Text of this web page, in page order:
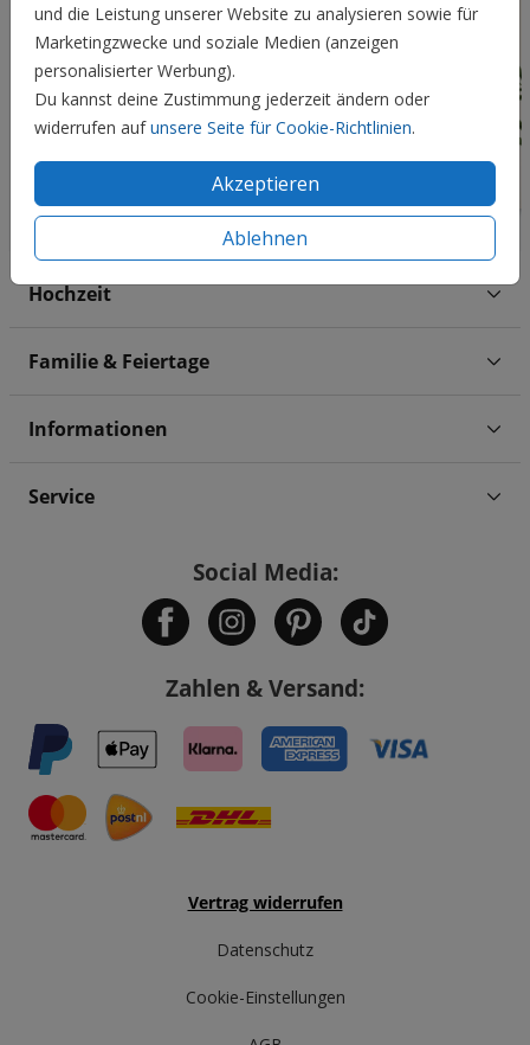
und die Leistung unserer Website zu analysieren sowie für
Marketingzwecke und soziale Medien (anzeigen
personalisierter Werbung).
Du kannst deine Zustimmung jederzeit ändern oder
widerrufen aufunsere Seite für Cookie-Richtlinien.
Akzeptieren
Ablehnen
Hochzeit
Familie & Feiertage
Informationen
Service
Social Media:
Zahlen & Versand:
Vertrag widerrufen
Datenschutz
Cookie-Einstellungen